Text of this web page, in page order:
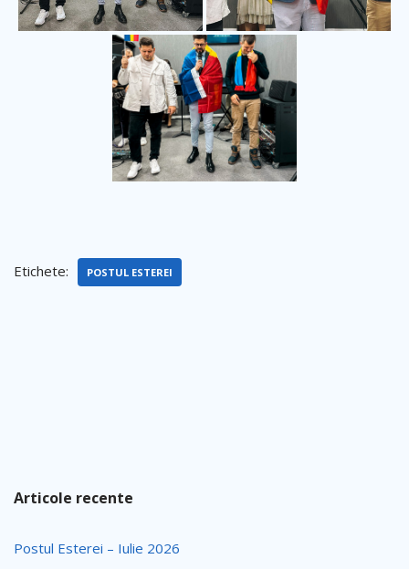
Etichete: POSTUL ESTEREI
Articole recente
Postul Esterei – Iulie 2026